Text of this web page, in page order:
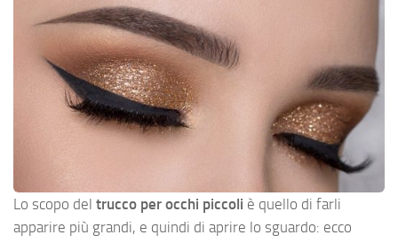
Lo scopo del trucco per occhi piccoli è quello di farli
apparire più grandi, e quindi di aprire lo sguardo: ecco